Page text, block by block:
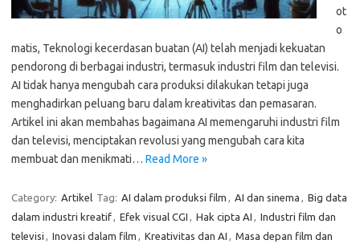
ot
o
matis, Teknologi kecerdasan buatan (AI) telah menjadi kekuatan
pendorong di berbagai industri, termasuk industri film dan televisi.
AI tidak hanya mengubah cara produksi dilakukan tetapi juga
menghadirkan peluang baru dalam kreativitas dan pemasaran.
Artikel ini akan membahas bagaimana AI memengaruhi industri film
dan televisi, menciptakan revolusi yang mengubah cara kita
membuat dan menikmati… Read More »
Category: Artikel Tag: AI dalam produksi film , AI dan sinema , Big data
dalam industri kreatif, Efek visual CGI , Hak cipta AI , Industri film dan
televisi , Inovasi dalam film , Kreativitas dan AI , Masa depan film dan